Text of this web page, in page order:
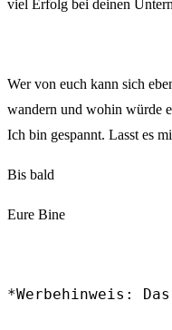
viel Erfolg bei deinen
Wer von euch kann sich
wandern und wohin würde
Ich bin gespannt. Lasst es
Bis bald
Eure Bine
*Werbehinweis: